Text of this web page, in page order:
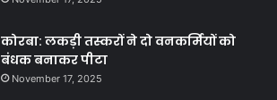
कोरबा: लकड़ी तस्करों ने दो वनकर्मियों को
बंधक बनाकर पीटा
November 17, 2025